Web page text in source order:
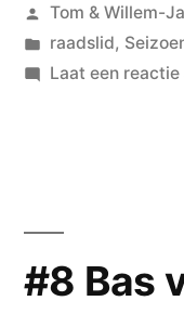
den
Geplaatst
door
Tom & Willem-
Geplaatst
in
raadslid,
Laat een
#8 Bas